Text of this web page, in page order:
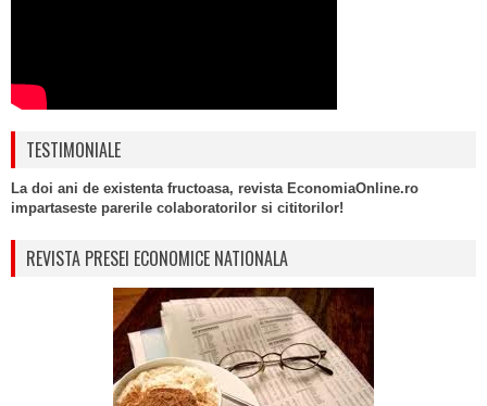
TESTIMONIALE
La doi ani de existenta fructoasa, revista EconomiaOnline.ro
impartaseste parerile colaboratorilor si cititorilor!
REVISTA PRESEI ECONOMICE NATIONALA